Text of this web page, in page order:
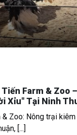
Farm & Zoo
Xỉu" Tại Ninh
& Zoo: Nông trại
[...]